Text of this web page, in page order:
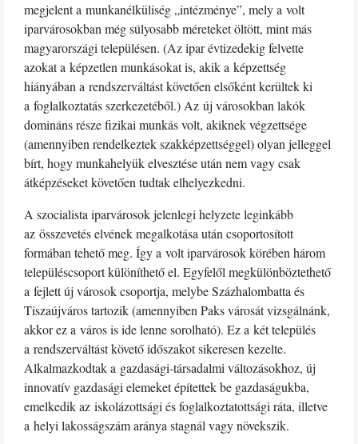
megjelent a munkanélküliség „intézménye”, mely a volt
iparvárosokban még súlyosabb méreteket öltött, mint más
magyarországi településen. (Az ipar évtizedekig felvette
azokat a képzetlen munkásokat is, akik a képzettség
hiányában a rendszerváltást követően elsőként kerültek ki
a foglalkoztatás szerkezetéből.) Az új városokban lakók
domináns része fizikai munkás volt, akiknek végzettsége
(amennyiben rendelkeztek szakképzettséggel) olyan jelleggel
bírt, hogy munkahelyük elvesztése után nem vagy csak
átképzéseket követően tudtak elhelyezkedni.
A szocialista iparvárosok jelenlegi helyzete leginkább
az összevetés elvének megalkotása után csoportosított
formában tehető meg. Így a volt iparvárosok körében három
településcsoport különíthető el. Egyfelől megkülönböztethető
a fejlett új városok csoportja, melybe Százhalombatta és
Tiszaújváros tartozik (amennyiben Paks városát vizsgálnánk,
akkor ez a város is ide lenne sorolható). Ez a két település
a rendszerváltást követő időszakot sikeresen kezelte.
Alkalmazkodtak a gazdasági-társadalmi változásokhoz, új
innovatív gazdasági elemeket építettek be gazdaságukba,
emelkedik az iskolázottsági és foglalkoztatottsági ráta, illetve
a helyi lakosságszám aránya stagnál vagy növekszik.